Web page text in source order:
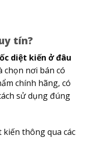
tín?
diệt kiến ở đâu
chọn nơi bán có
chính hãng, có
sử dụng đúng
kiến thông qua các